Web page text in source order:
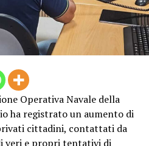
Operativa Navale della
ha registrato un aumento di
cittadini, contattati da
veri e propri tentativi di